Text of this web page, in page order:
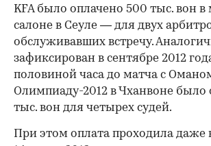
KFA было оплачено 500 тыс. вон
салоне в Сеуле — для двух
обслуживавших встречу.
зафиксирован в сентябре 2012
половиной часа до матча с
Олимпиаду-2012 в Чханвоне было
тыс. вон для четырех судей.
При этом оплата проходила даже